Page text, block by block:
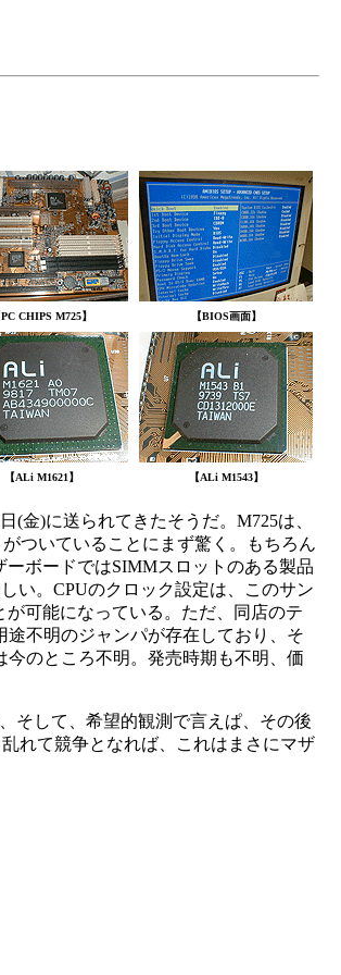
PC CHIPS M725】 【BIOS画面】
【ALi M1621】 【ALi M1543】
金)に送られてきたそうだ。M725は、
ついていることにまず驚く。もちろん
ボードではSIMMスロットのある製品
い。CPUのクロック設定は、このサン
可能になっている。ただ、同店のテ
不明のジャンパが存在しており、そ
のところ不明。発売時期も不明、価
そして、希望的観測で言えぱ、その後
れて競争となれば、これはまさにマザ